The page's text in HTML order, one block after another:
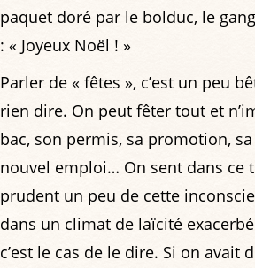
paquet doré par le bolduc, le
: « Joyeux Noël ! »
Parler de « fêtes », c’est un peu
rien dire. On peut fêter tout et
bac, son permis, sa promotion,
nouvel emploi… On sent dans ce
prudent un peu de cette
dans un climat de laïcité
c’est le cas de le dire. Si on avait